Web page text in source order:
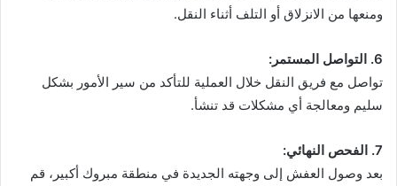
ومنعها من الانزلاق أو التلف أثناء النقل.
6. التواصل المستمر:
تواصل مع فريق النقل خلال العملية للتأكد من سير الأمور بشكل
سليم ومعالجة أي مشكلات قد تنشأ.
7. الفحص النهائي:
بعد وصول العفش إلى وجهته الجديدة في منطقة مبروك أكبير، قم